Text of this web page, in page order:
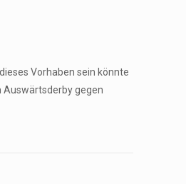
Vorhaben sein könnte
Auswärtsderby gegen